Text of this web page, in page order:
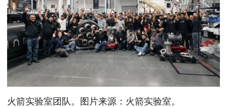
火箭实验室团队。图片来源：火箭实验室。